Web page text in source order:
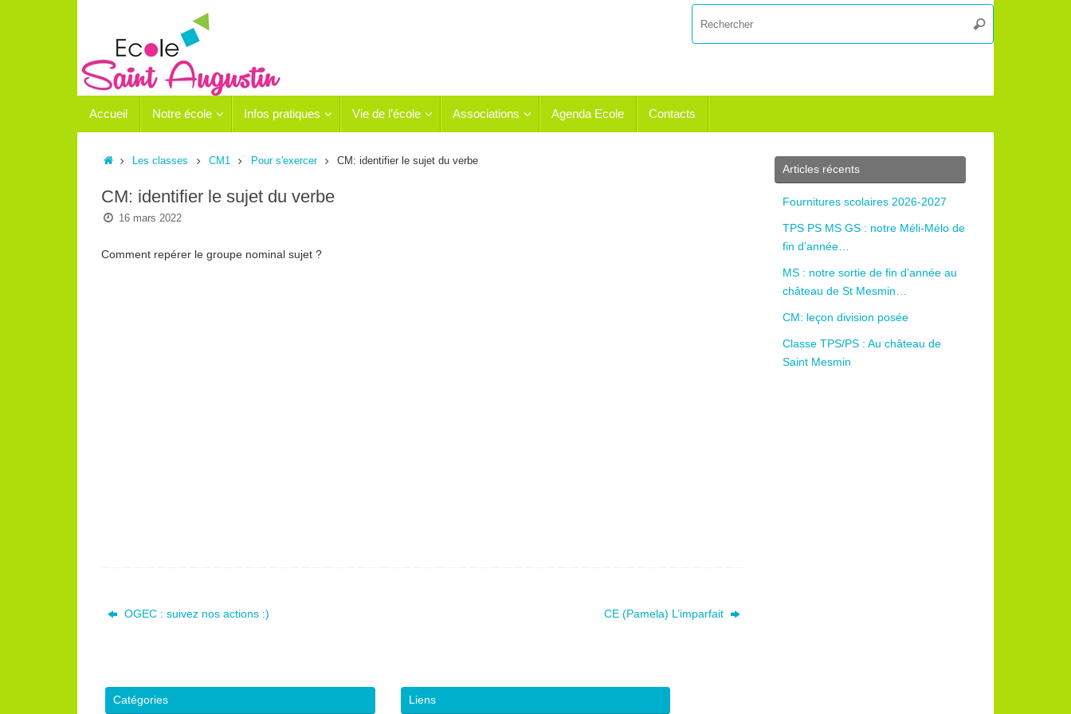
Rechercher
contenu
Accueil Notre école Infos pratiques Vie de l’école Associations Agenda Ecole Contacts
AccueilLes classes CM1 Pour s'exercer CM: identifier le sujet du verbe
CM: identifier le sujet du verbe
16 mars 2022
Comment repérer le groupe nominal sujet ?
OGEC : suivez nos actions :) CE (Pamela) L’imparfait
Articles récents
Fournitures scolaires 2026-2027
TPS PS MS GS : notre Méli-Mélo de
fin d’année…
MS : notre sortie de fin d’année au
château de St Mesmin…
CM: leçon division posée
Classe TPS/PS : Au château de
Saint Mesmin
Catégories Liens